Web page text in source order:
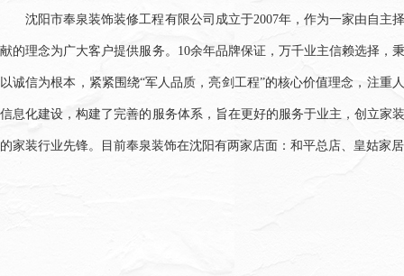
沈阳市奉泉装饰装修工程有限公司成立于2007年，作为一家由自主
献的理念为广大客户提供服务。10余年品牌保证，万千业主信赖选择，
以诚信为根本，紧紧围绕“军人品质，亮剑工程”的核心价值理念，注重
信息化建设，构建了完善的服务体系，旨在更好的服务于业主，创立家
的家装行业先锋。目前奉泉装饰在沈阳有两家店面：和平总店、皇姑家